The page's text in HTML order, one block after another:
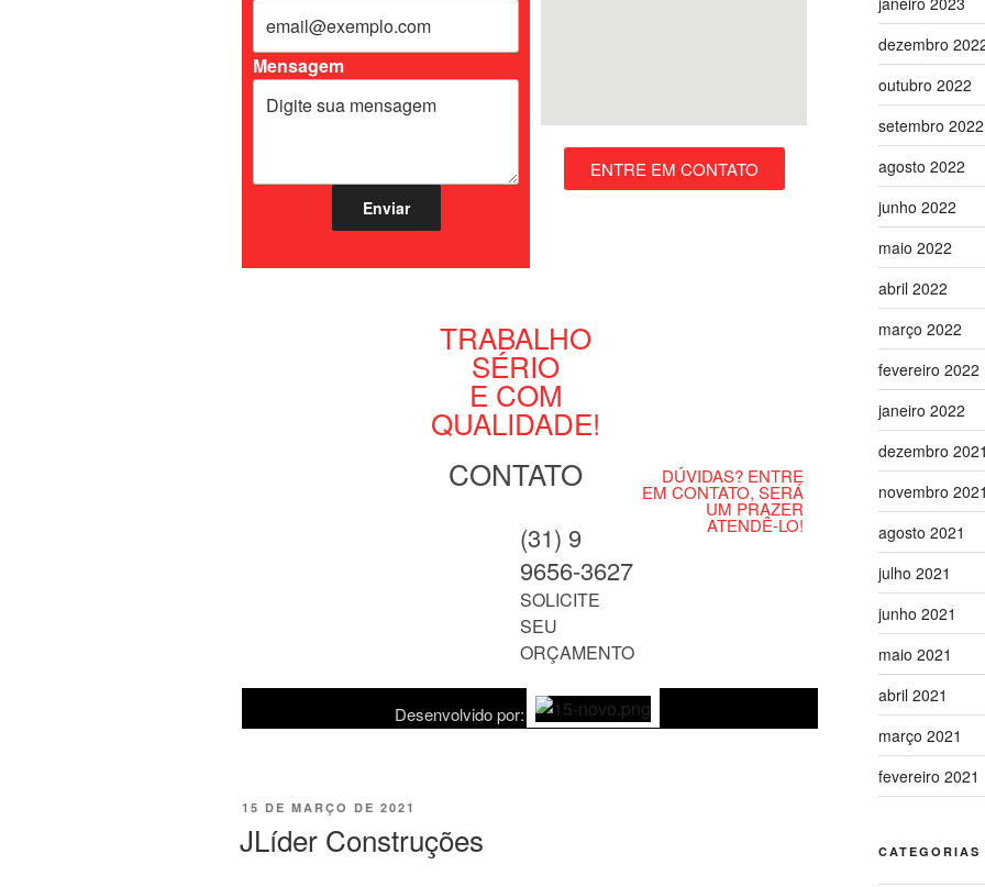
Mensagem
ENTRE EM CONTATO
TRABALHO
SÉRIO
E COM
QUALIDADE!
CONTATO
(31) 9
9656-3627
SOLICITE
SEU
ORÇAMENTO
DÚVIDAS? ENTRE
EM CONTATO, SERÁ
UM PRAZER
ATENDÊ-LO!
Desenvolvido por:
15 DE MARÇO DE 2021
JLíder Construções
dezembro
outubro 2022
setembro 2022
agosto 2022
junho 2022
maio 2022
abril 2022
março 2022
fevereiro 2022
janeiro 2022
dezembro 2021
novembro 2021
agosto 2021
julho 2021
junho 2021
maio 2021
abril 2021
março 2021
fevereiro 2021
CATEGORIAS